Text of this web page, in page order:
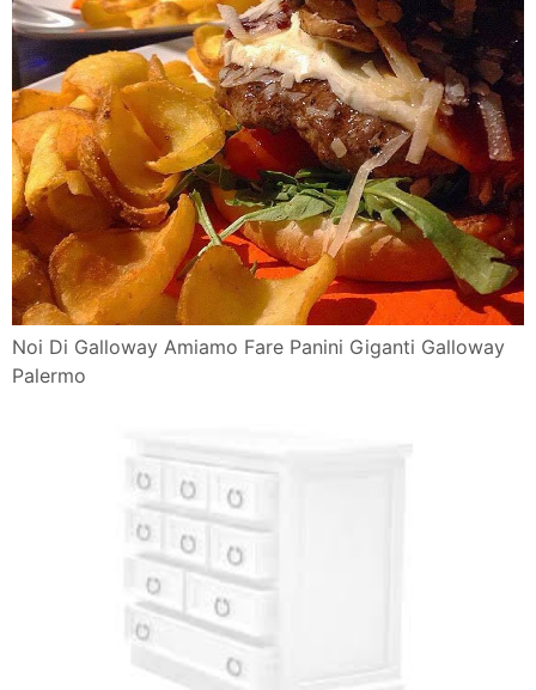
Noi Di Galloway Amiamo Fare Panini Giganti Galloway
Palermo